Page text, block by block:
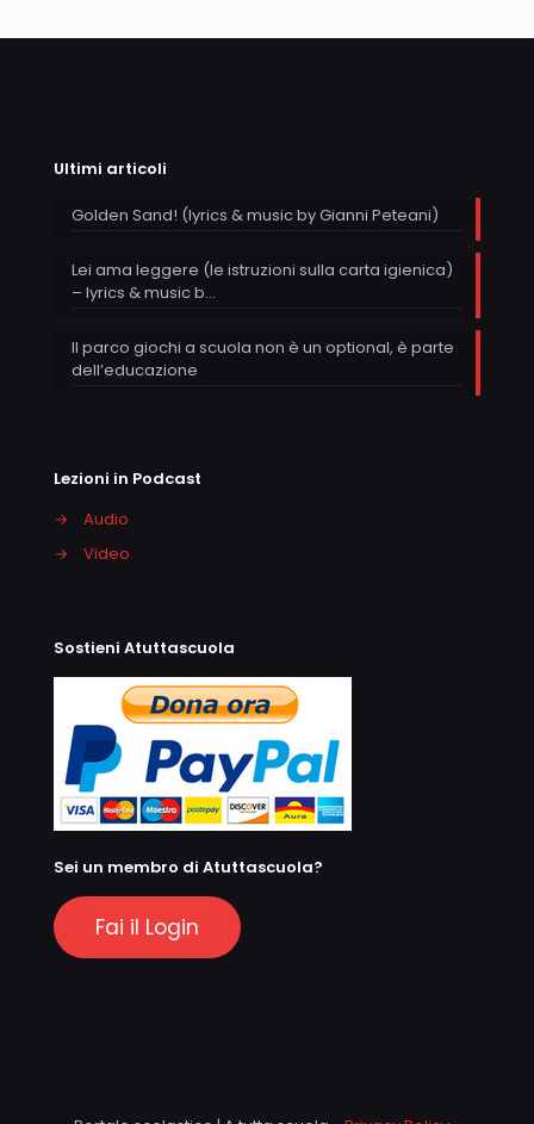
Ultimi articoli
Golden Sand! (lyrics & music by Gianni Peteani)
Lei ama leggere (le istruzioni sulla carta igienica)
– lyrics & music b…
Il parco giochi a scuola non è un optional, è parte
dell’educazione
Lezioni in Podcast
→
Audio
→
Video
Sostieni Atuttascuola
Sei un membro di Atuttascuola?
Fai il Login